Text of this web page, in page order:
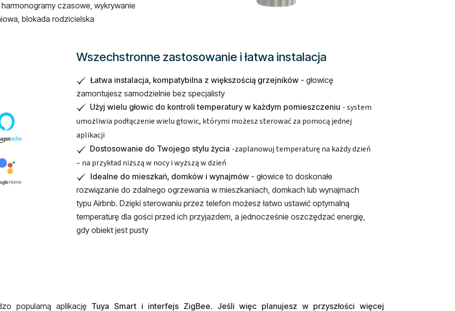
czasowe, wykrywanie
blokada rodzicielska
Wszechstronne zastosowanie i łatwa instalacja
✔ Łatwa instalacja, kompatybilna z większością grzejników - głowicę
zamontujesz samodzielnie bez specjalisty
✔ Użyj wielu głowic do kontroli temperatury w każdym pomieszczeniu - system
umożliwia podłączenie wielu głowic, którymi możesz sterować za pomocą jednej
aplikacji
✔ Dostosowanie do Twojego stylu życia -zaplanowuj temperaturę na każdy dzień
– na przykład niższą w nocy i wyższą w dzień
✔ Idealne do mieszkań, domków i wynajmów - głowice to doskonałe
rozwiązanie do zdalnego ogrzewania w mieszkaniach, domkach lub wynajmach
typu Airbnb. Dzięki sterowaniu przez telefon możesz łatwo ustawić optymalną
temperaturę dla gości przed ich przyjazdem, a jednocześnie oszczędzać energię,
gdy obiekt jest pusty
popularną aplikacjęTuya Smart i interfejs ZigBee. Jeśli więc planujesz w przyszłości więcej